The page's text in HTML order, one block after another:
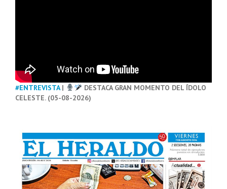
#ENTREVISTA|
DESTACA GRAN MOMENTO DEL ÍDOLO
CELESTE. (05-08-2026)